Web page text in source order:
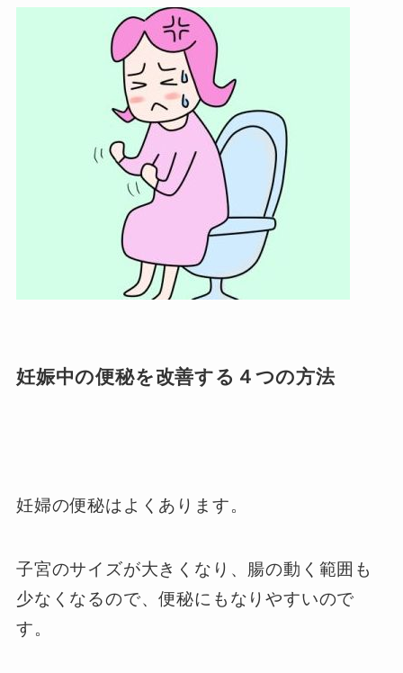
妊娠中の便秘を改善する４つの方法
妊婦の便秘はよくあります。
子宮のサイズが大きくなり、腸の動く範囲も
少なくなるので、便秘にもなりやすいので
す。